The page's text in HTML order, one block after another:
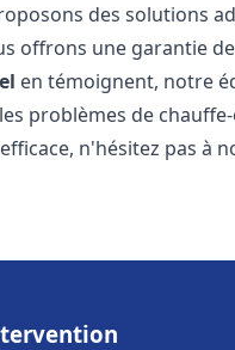
des solutions
offrons une garantie
en témoignent, notre
problèmes de
n'hésitez pas à